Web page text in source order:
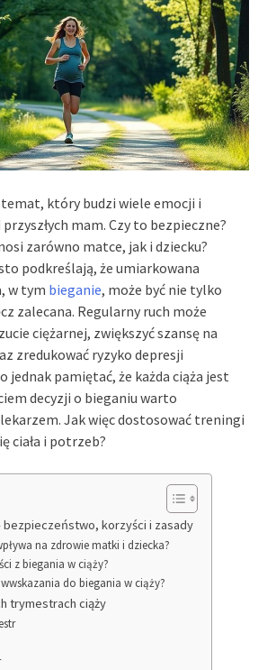
który budzi wiele emocji i
mam. Czy to bezpieczne?
zarówno matce, jak i dziecku?
podkreślają, że umiarkowana
w tym bieganie, może być nie tylko
zalecana. Regularny ruch może
ciężarnej, zwiększyć szansę na
zredukować ryzyko depresji
jednak pamiętać, że każda ciąża jest
decyzji o bieganiu warto
Jak więc dostosować treningi
ciała i potrzeb?
bezpieczeństwo, korzyści i zasady
na zdrowie matki i dziecka?
z biegania w ciąży?
do biegania w ciąży?
trymestrach ciąży